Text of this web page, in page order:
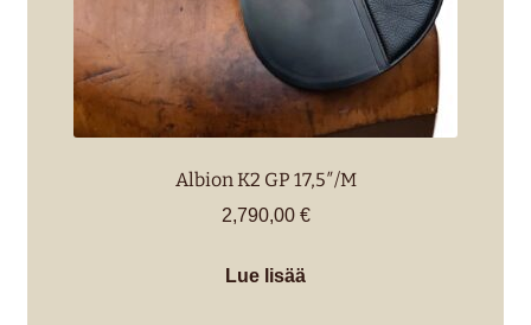
Albion K2 GP 17,5″/M
2,790,00 €
Lue lisää